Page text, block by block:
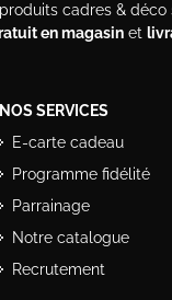
cadres & déco
en magasin et
NOS SERVICES
E-carte cadeau
Programme fidélité
Parrainage
Notre catalogue
Recrutement